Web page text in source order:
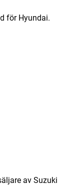
för Hyundai.
av Suzuki